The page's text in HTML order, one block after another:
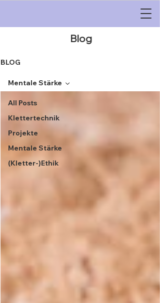
Blog
BLOG
All Posts
Klettertechnik
Projekte
Mentale Stärke
(Kletter-)Ethik
Mentale Stärke